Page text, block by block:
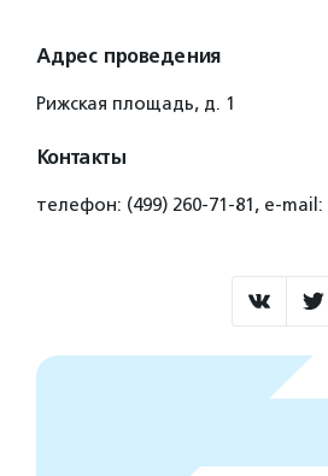
Адрес проведения
Рижская площадь, д. 1
Контакты
телефон: (499) 260-71-81, е-